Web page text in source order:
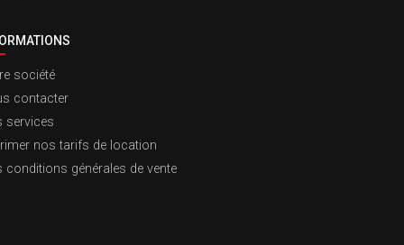
société
contacter
services
nos tarifs de location
conditions générales de vente